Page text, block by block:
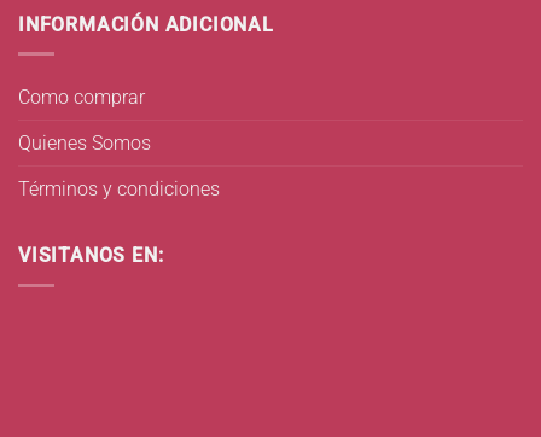
INFORMACIÓN ADICIONAL
Como comprar
Quienes Somos
Términos y condiciones
VISITANOS EN: